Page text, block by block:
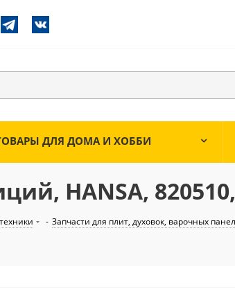
ДЛЯ ДОМА И ХОББИ
HANSA, 820510,
- Запчасти для плит, духовок, варочных